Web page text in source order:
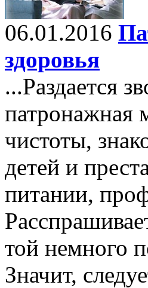
06.01.2016
здоровья
...Раздается
патронажная
чистоты,
детей и
питании,
той немного
Значит,